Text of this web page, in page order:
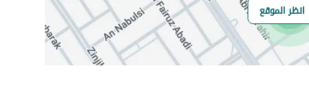
هل يوجد اي التزام
على العقار ؟
لا انظر الموقع